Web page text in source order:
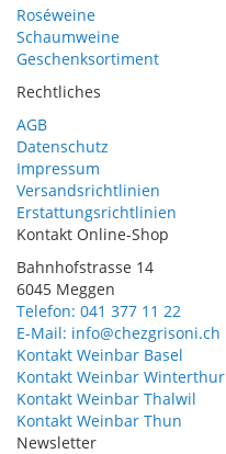
Roséweine
Schaumweine
Geschenksortiment
Rechtliches
AGB
Datenschutz
Impressum
Versandsrichtlinien
Erstattungsrichtlinien
Kontakt Online-Shop
Bahnhofstrasse 14
6045 Meggen
Telefon: 041 377 11 22
E-Mail: info@chezgrisoni.ch
Kontakt Weinbar Basel
Kontakt Weinbar Winterthur
Kontakt Weinbar Thalwil
Kontakt Weinbar Thun
Newsletter